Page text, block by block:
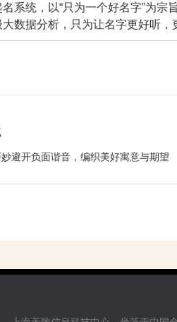
系统，以“只为一个好名字”为
数据分析，只为让名字更好听，
避开负面谐音，编织美好寓意与期望